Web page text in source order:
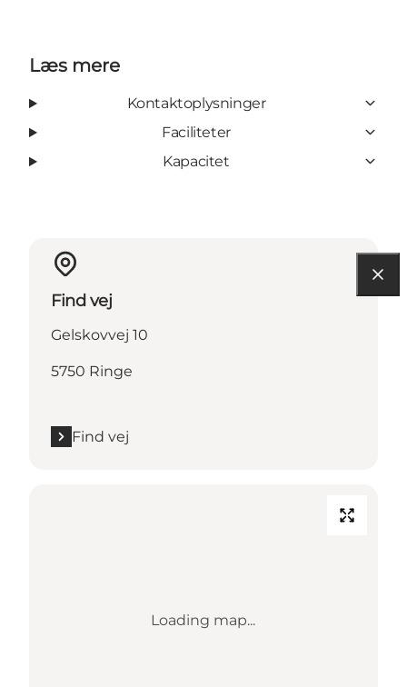
Læs mere
Kontaktoplysninger
Faciliteter
Kapacitet
Find vej
Gelskovvej 10
5750 Ringe
Find vej
Loading map...